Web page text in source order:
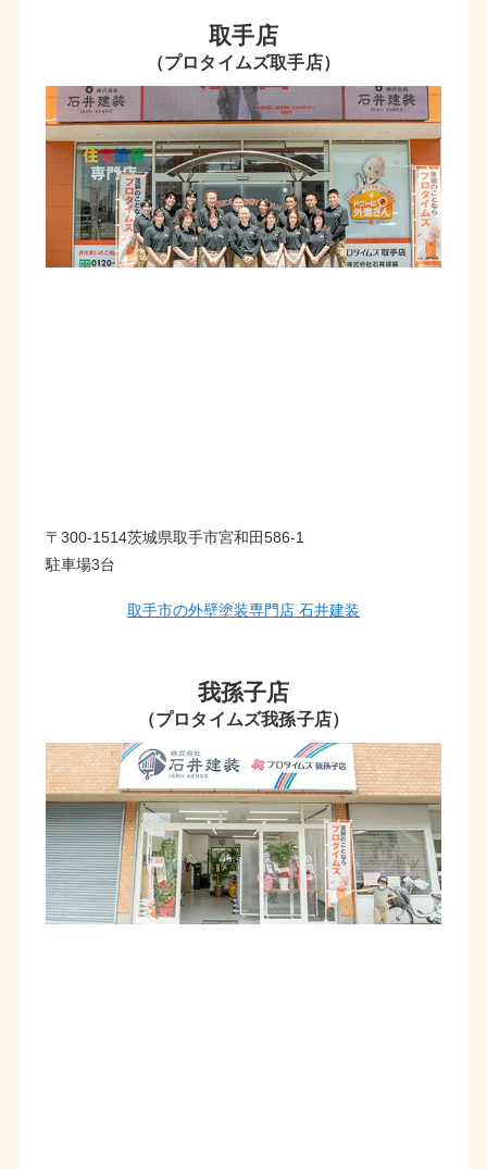
取手店
（プロタイムズ取手店）
〒300-1514茨城県取手市宮和田586-1
駐車場3台
取手市の外壁塗装専門店 石井建装
我孫子店
（プロタイムズ我孫子店）